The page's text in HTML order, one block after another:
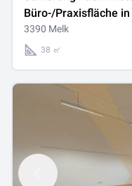
Büro-/Praxisfläche
vermieten!
3390 Melk
38 ㎡